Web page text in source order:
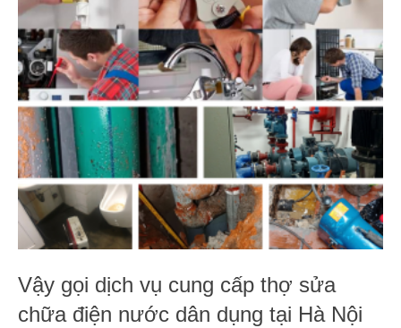
Vậy gọi dịch vụ cung cấp thợ sửa
chữa điện nước dân dụng tại Hà Nội